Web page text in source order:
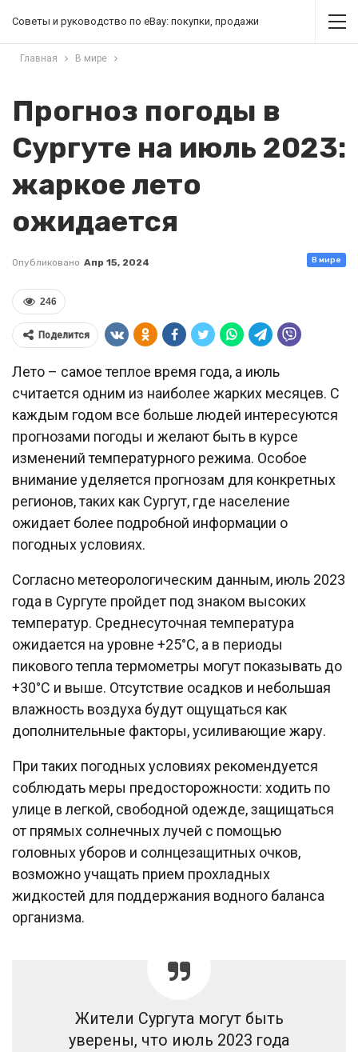
Советы и руководство по eBay: покупки, продажи
Главная В мире
Прогноз погоды в
Сургуте на июль 2023:
жаркое лето
ожидается
В мире
Опубликовано Апр 15, 2024
246
Поделится
Лето – самое теплое время года, а июль
считается одним из наиболее жарких месяцев. С
каждым годом все больше людей интересуются
прогнозами погоды и желают быть в курсе
изменений температурного режима. Особое
внимание уделяется прогнозам для конкретных
регионов, таких как Сургут, где население
ожидает более подробной информации о
погодных условиях.
Согласно метеорологическим данным, июль 2023
года в Сургуте пройдет под знаком высоких
температур. Среднесуточная температура
ожидается на уровне +25°С, а в периоды
пикового тепла термометры могут показывать до
+30°С и выше. Отсутствие осадков и небольшая
влажность воздуха будут ощущаться как
дополнительные факторы, усиливающие жару.
При таких погодных условиях рекомендуется
соблюдать меры предосторожности: ходить по
улице в легкой, свободной одежде, защищаться
от прямых солнечных лучей с помощью
головных уборов и солнцезащитных очков,
возможно учащать прием прохладных
жидкостей для поддержания водного баланса
организма.
Жители Сургута могут быть
уверены, что июль 2023 года